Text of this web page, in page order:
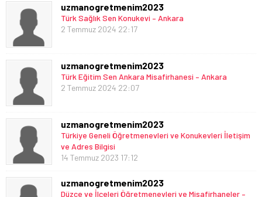
uzmanogretmenim2023
Türk Sağlık Sen Konukevi – Ankara
2 Temmuz 2024 22:17
uzmanogretmenim2023
Türk Eğitim Sen Ankara Misafirhanesi – Ankara
2 Temmuz 2024 22:07
uzmanogretmenim2023
Türkiye Geneli Öğretmenevleri ve Konukevleri İletişim
ve Adres Bilgisi
14 Temmuz 2023 17:12
uzmanogretmenim2023
Düzce ve İlçeleri Öğretmenevleri ve Misafirhaneler –